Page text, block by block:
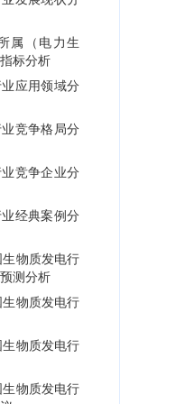
属（电力生
标分析
应用领域分
竞争格局分
竞争企业分
经典案例分
物质发电行
测分析
物质发电行
物质发电行
物质发电行